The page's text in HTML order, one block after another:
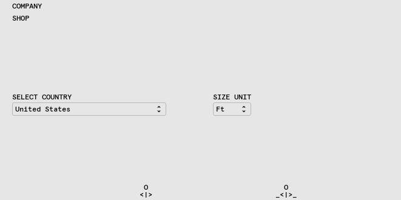
SHOP
COMPANY
SHOP
SELECT COUNTRY SIZE UNIT
                               O                                O
                              <|>                             _<|>_